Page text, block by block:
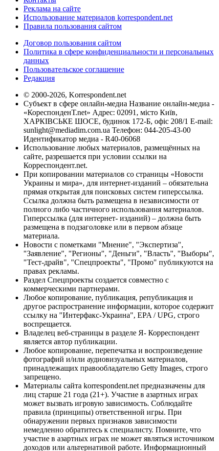
Реклама на сайте
Использование материалов korrespondent.net
Правила пользования сайтом
Договор пользования сайтом
Политика в сфере конфиденциальности и персональных
данных
Пользовательское соглашение
Редакция
© 2000-2026, Korrespondent.net
Субъект в сфере онлайн-медиа Название онлайн-медиа -
«КореспонденТ.net» Адрес: 02091, місто Київ,
ХАРКІВСЬКЕ ШОСЕ, будинок 172-Б, офіс 208/1 E-mail:
sunlight@mediadim.com.ua Телефон: 044-205-43-00
Идентификатор медиа - R40-06068
Использование любых материалов, размещённых на
сайте, разрешается при условии ссылки на
Корреспондент.net.
При копировании материалов со страницы «Новости
Украины и мира», для интернет-изданий – обязательна
прямая открытая для поисковых систем гиперссылка.
Ссылка должна быть размещена в независимости от
полного либо частичного использования материалов.
Гиперссылка (для интернет- изданий) – должна быть
размещена в подзаголовке или в первом абзаце
материала.
Новости с пометками "Мнение", "Экспертиза",
"Заявление", "Регионы", "Деньги", "Власть", "Выборы",
"Тест-драйв", "Спецпроекты", "Промо" публикуются на
правах рекламы.
Раздел Спецпроекты создается совместно с
коммерческими партнерами.
Любое копирование, публикация, републикация и
другое распространение информации, которое содержит
ссылку на "Интерфакс-Украина", EPA / UPG, строго
воспрещается.
Владелец веб-страницы в разделе Я- Корреспондент
является автор публикации.
Любое копирование, перепечатка и воспроизведение
фотографий и/или аудиовизуальных материалов,
принадлежащих правообладателю Getty Images, строго
запрещено.
Материалы сайта korrespondent.net предназначены для
лиц старше 21 года (21+). Участие в азартных играх
может вызвать игровую зависимость. Соблюдайте
правила (принципы) ответственной игры. При
обнаружении первых признаков зависимости
немедленно обратитесь к специалисту. Помните, что
участие в азартных играх не может являться источником
доходов или альтернативой работе. Информационный